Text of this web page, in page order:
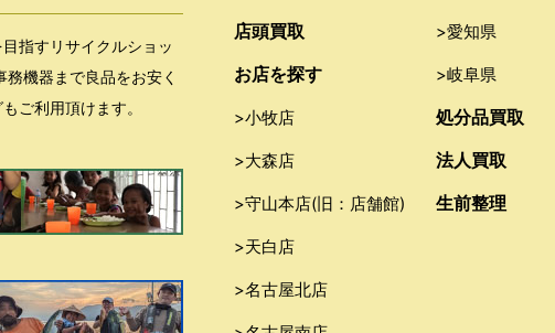
指すリサイクルショッ
機器まで良品をお安く
ご利用頂けます。
店頭買取
お店を探す
>小牧店
>大森店
>守山本店(旧：店舗館)
>天白店
>名古屋北店
>愛知県
>岐阜県
処分品買取
法人買取
生前整理